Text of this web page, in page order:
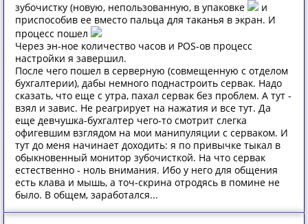
зубочистку (новую, непользованную, в упаковке
и
приспособив ее вместо пальца для таканья в экран. И
процесс пошел
Через эн-ное количество часов и POS-ов процесс
настройки я завершил.
После чего пошел в серверную (совмещенную с отделом
бухгалтерии), дабы немного поднастроить сервак. Надо
сказать, что еще с утра, пахал сервак без проблем. А тут -
взял и завис. Не реагрирует на нажатия и все тут. Да
еще девчушка-бухгалтер чего-то смотрит слегка
офигевшим взглядом на мои манипуляции с серваком. И
тут до меня начинает доходить: я по привычке тыкал в
обыкновенный монитор зубочисткой. На что сервак
естественно - ноль внимания. Ибо у него для общения
есть клава и мышь, а точ-скрина отродясь в помине не
было. В общем, заработался...